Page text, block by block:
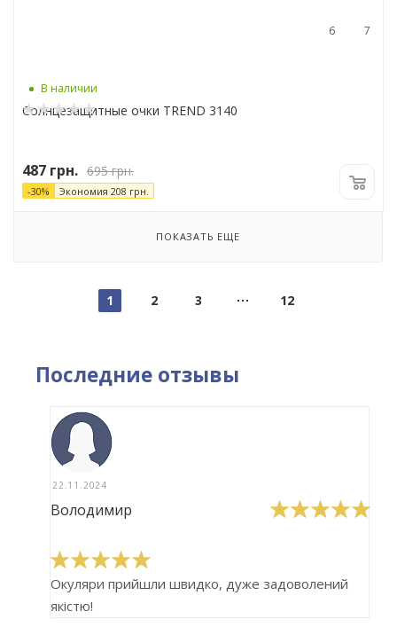
7
6
В наличии
Солнцезащитные очки TREND 3140
487 грн. 695грн.
-30% Экономия 208 грн.
ПОКАЗАТЬ ЕЩЕ
1 2 3 12
Последние отзывы
22.11.2024
Володимир
Окуляри прийшли швидко, дуже задоволений
якістю!